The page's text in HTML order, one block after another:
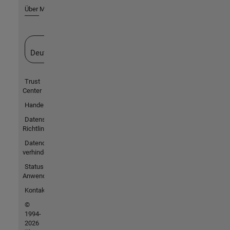
Über MathWorks
Deutschland
Trust
Center
Handelsmarken
Datenschutz-
Richtlinien
Datendiebstahl
verhindern
Status von
Anwendungen
Kontakt
©
1994-
2026